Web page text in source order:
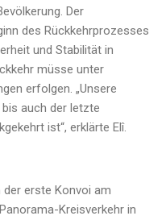
Der
des Rückkehrprozesses
und Stabilität in
müsse unter
erfolgen. „Unsere
auch der letzte
ist“, erklärte Elî.
erste Konvoi am
Kreisverkehr in